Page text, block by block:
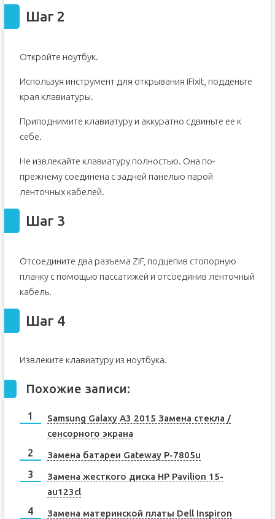
Шаг 2
Откройте ноутбук.
Используя инструмент для открывания iFixit, подденьте
края клавиатуры.
Приподнимите клавиатуру и аккуратно сдвиньте ее к
себе.
Не извлекайте клавиатуру полностью. Она по-
прежнему соединена с задней панелью парой
ленточных кабелей.
Шаг 3
Отсоедините два разъема ZIF, подцепив стопорную
планку с помощью пассатижей и отсоединив ленточный
кабель.
Шаг 4
Извлеките клавиатуру из ноутбука.
Похожие записи:
Samsung Galaxy A3 2015 Замена стекла /
сенсорного экрана
Замена батареи Gateway P-7805u
Замена жесткого диска HP Pavilion 15-
au123cl
Замена материнской платы Dell Inspiron